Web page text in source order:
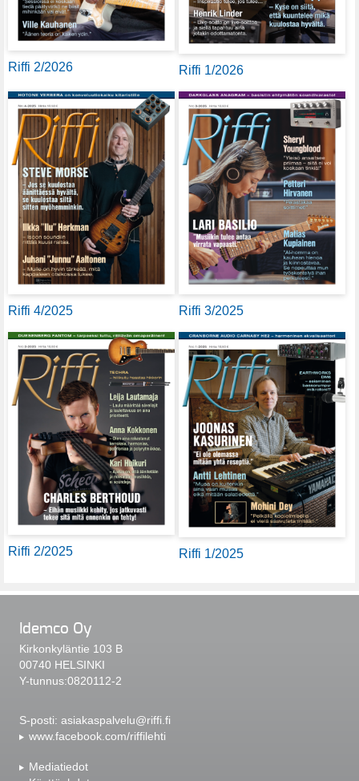
Riffi 2/2026 Riffi 1/2026
Riffi 4/2025 Riffi 3/2025
Riffi 2/2025 Riffi 1/2025
Idemco Oy
Kirkonkyläntie 103 B
00740 HELSINKI
Y-tunnus:0820112-2
S-posti: asiakaspalvelu@riffi.fi
www.facebook.com/riffilehti
Mediatiedot